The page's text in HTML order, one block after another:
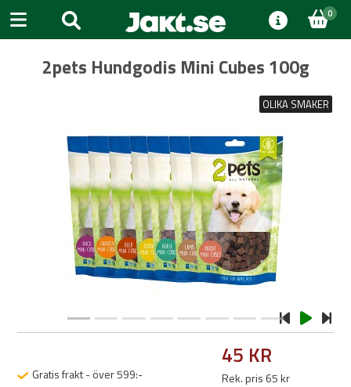
0
2pets Hundgodis Mini Cubes 100g
OLIKA SMAKER
Previous
Gratis frakt - över 599:-
45 KR
Rek. pris 65 kr